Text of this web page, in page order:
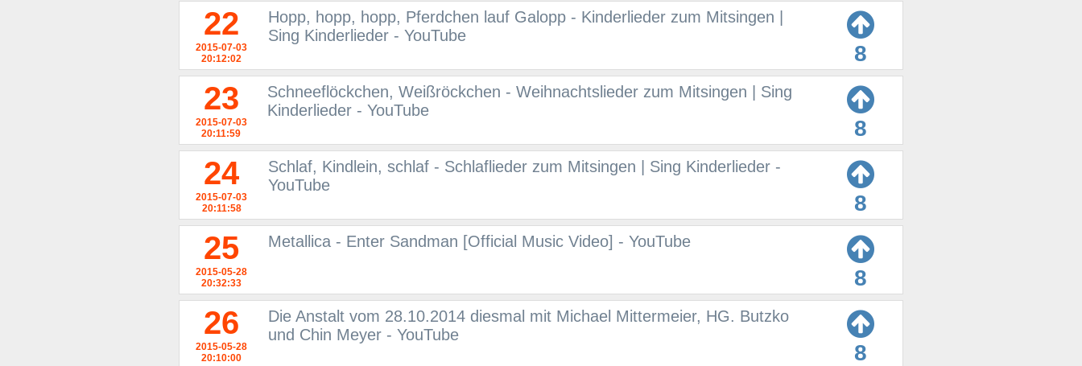
22
2015-07-03
20:12:02
Hopp, hopp, hopp, Pferdchen lauf Galopp - Kinderlieder zum Mitsingen |
Sing Kinderlieder - YouTube
8
23
2015-07-03
20:11:59
Schneeflöckchen, Weißröckchen - Weihnachtslieder zum Mitsingen | Sing
Kinderlieder - YouTube
8
24
2015-07-03
20:11:58
Schlaf, Kindlein, schlaf - Schlaflieder zum Mitsingen | Sing Kinderlieder -
YouTube
8
25
2015-05-28
20:32:33
Metallica - Enter Sandman [Official Music Video] - YouTube
8
26
2015-05-28
20:10:00
Die Anstalt vom 28.10.2014 diesmal mit Michael Mittermeier, HG. Butzko
und Chin Meyer - YouTube
8